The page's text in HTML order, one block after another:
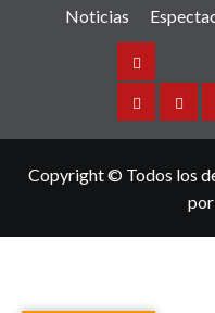
Noticias
Noticias
Sinaloa
Copyright © Todos los